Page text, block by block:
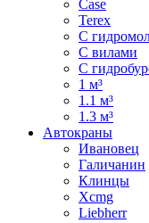
Case
Terex
С
С вилами
С
1 м³
1.1 м³
1.3 м³
Автокраны
Ивановец
Галичанин
Клинцы
Xcmg
Liebherr